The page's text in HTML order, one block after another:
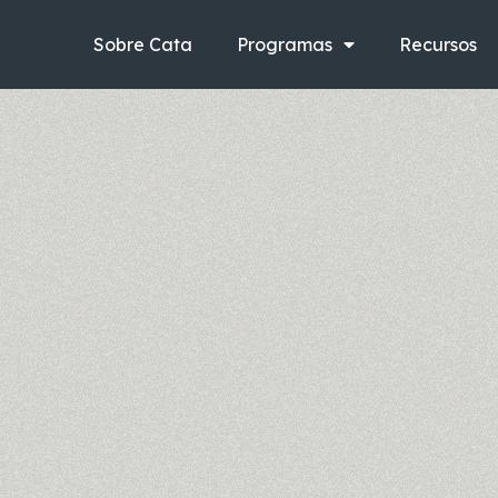
contenidoSobre Cata Programas Recursos